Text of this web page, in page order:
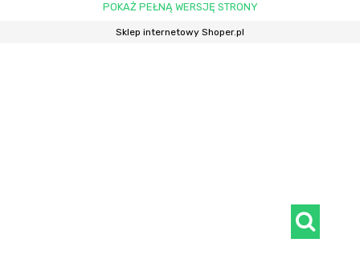
POKAŻ PEŁNĄ WERSJĘ STRONY
Sklep internetowy Shoper.pl